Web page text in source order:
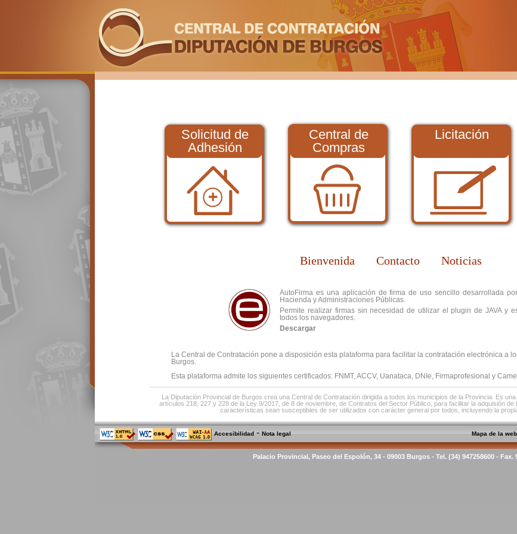
Solicitud de
Adhesión
Central de
Compras
Licitación
Bienvenida Contacto Noticias
AutoFirma es una aplicación de firma de uso sencillo desarrollada
Hacienda y Administraciones Públicas.
Permite realizar firmas sin necesidad de utilizar el plugin de JAVA y
todos los navegadores.
Descargar
La Central de Contratación pone a disposición esta plataforma para facilitar la contratación electrónica a
Burgos.
Esta plataforma admite los siguientes certificados: FNMT, ACCV, Uanataca, DNIe, Firmaprofesional y
La Diputación Provincial de Burgos crea una Central de Contratación dirigida a todos los municipios de la Provincia. Es
artículos 218, 227 y 228 de la Ley 9/2017, de 8 de noviembre, de Contratos del Sector Público, para facilitar la adquisión
características sean susceptibles de ser utilizados con carácter general por todos, incluyendo la
Accesibilidad -Nota legal Mapa de la web
Palacio Provincial, Paseo del Espolón, 34 - 09003 Burgos - Tel. (34) 947258600 - Fax.